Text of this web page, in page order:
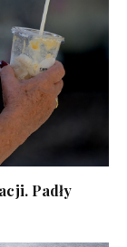
Padły